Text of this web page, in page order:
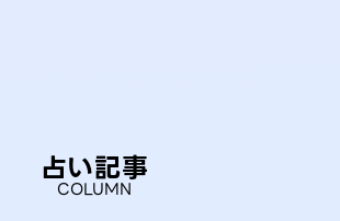
占い記事
COLUMN